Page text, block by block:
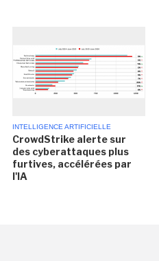
INTELLIGENCE ARTIFICIELLE
CrowdStrike alerte sur
des cyberattaques plus
furtives, accélérées par
l'IA